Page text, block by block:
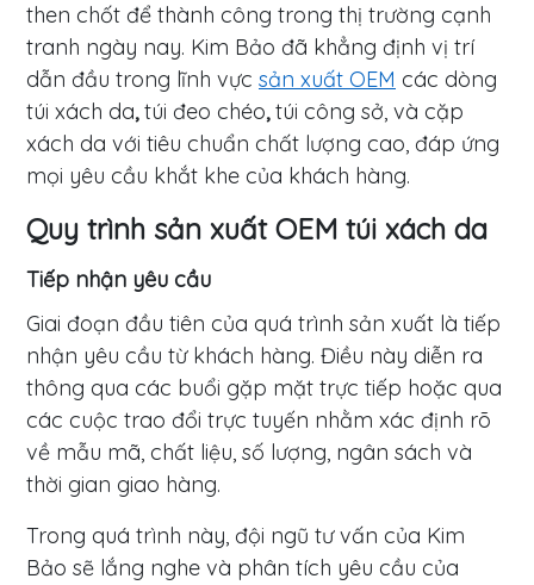
Sản
xuất
OEM
Dịch
Hàng
Tin
Tức
Liên
Hệ
Tài khoản
then chốt để thành công trong thị trường cạnh
tranh ngày nay. Kim Bảo đã khẳng định vị trí
dẫn đầu trong lĩnh vực sản xuất OEM các dòng
túi xách da,túi đeo chéo,túi công sở, và cặp
xách da với tiêu chuẩn chất lượng cao, đáp ứng
mọi yêu cầu khắt khe của khách hàng.
Quy trình sản xuất OEM túi xách da
Tiếp nhận yêu cầu
Giai đoạn đầu tiên của quá trình sản xuất là tiếp
nhận yêu cầu từ khách hàng. Điều này diễn ra
thông qua các buổi gặp mặt trực tiếp hoặc qua
các cuộc trao đổi trực tuyến nhằm xác định rõ
về mẫu mã, chất liệu, số lượng, ngân sách và
thời gian giao hàng.
Trong quá trình này, đội ngũ tư vấn của Kim
Bảo sẽ lắng nghe và phân tích yêu cầu của